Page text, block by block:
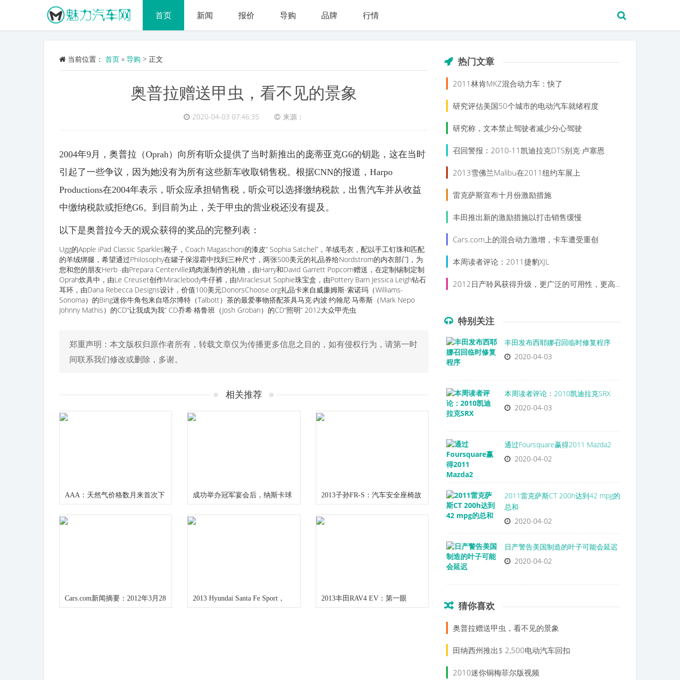
首页 新闻 报价 导购 品牌 行情
当前位置： 首页 » 导购 > 正文
奥普拉赠送甲虫，看不见的景象
2020-04-03 07:46:35 来源：
2004年9月，奥普拉（Oprah）向所有听众提供了当时新推出的庞蒂亚克G6的钥匙，这在当时
引起了一些争议，因为她没有为所有这些新车收取销售税。根据CNN的报道，Harpo
Productions在2004年表示，听众应承担销售税，听众可以选择缴纳税款，出售汽车并从收益
中缴纳税款或拒绝G6。到目前为止，关于甲虫的营业税还没有提及。
以下是奥普拉今天的观众获得的奖品的完整列表：
Ugg的Apple iPad Classic Sparkles靴子，Coach Magaschoni的漆皮“ Sophia Satchel”，羊绒毛衣，配以手工钉珠和匹配
的羊绒绑腿，希望通过Philosophy在罐子保湿霜中找到三种尺寸，两张500美元的礼品券给Nordstrom的内衣部门，为
您和您的朋友Herb -由Prepara Centerville鸡肉派制作的礼物，由Harry和David Garrett Popcorn赠送，在定制锡制定制
Oprah炊具中，由Le Creuset创作Miraclebody牛仔裤，由Miraclesuit Sophie珠宝盒，由Pottery Barn Jessica Leigh钻石
耳环，由Dana Rebecca Designs设计，价值100美元DonorsChoose.org礼品卡来自威廉姆斯-索诺玛（Williams-
Sonoma）的Bing迷你牛角包来自塔尔博特（Talbott）茶的最爱事物搭配茶具马克·内波·约翰尼·马蒂斯（Mark Nepo
Johnny Mathis）的CD“让我成为我” CD乔希·格鲁班（Josh Groban）的CD“照明” 2012大众甲壳虫
郑重声明：本文版权归原作者所有，转载文章仅为传播更多信息之目的，如有侵权行为，请第一时
间联系我们修改或删除，多谢。
相关推荐
AAA：天然气价格数月来首次下 成功举办冠军宴会后，纳斯卡球 2013子孙FR-S：汽车安全座椅故
Cars.com新闻摘要：2012年3月28 2013 Hyundai Santa Fe Sport， 2013丰田RAV4 EV：第一眼
热门文章
2011林肯MKZ混合动力车：快了
研究评估美国50个城市的电动汽车就绪程度
研究称，文本禁止驾驶者减少分心驾驶
召回警报：2010-11凯迪拉克DTS别克·卢塞恩
2013雪佛兰Malibu在2011纽约车展上
雷克萨斯宣布十月份激励措施
丰田推出新的激励措施以打击销售缓慢
Cars.com上的混合动力激增，卡车遭受重创
本周读者评论：2011捷豹XJL
2012日产聆风获得升级，更广泛的可用性，更高的价格
特别关注
丰田发布西耶娜召回临时修复程序
2020-04-03
本周读者评论：2010凯迪拉克SRX
2020-04-03
通过Foursquare赢得2011 Mazda2
2020-04-02
2011雷克萨斯CT 200h达到42 mpg的
总和
2020-04-02
日产警告美国制造的叶子可能会延迟
2020-04-02
猜你喜欢
奥普拉赠送甲虫，看不见的景象
田纳西州推出$ 2,500电动汽车回扣
2010迷你铜梅菲尔版视频